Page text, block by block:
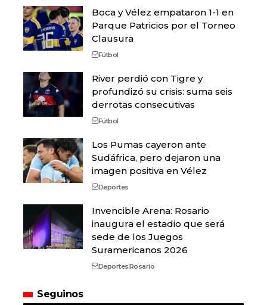
Boca y Vélez empataron 1-1 en
Parque Patricios por el Torneo
Clausura
Fútbol
River perdió con Tigre y
profundizó su crisis: suma seis
derrotas consecutivas
Fútbol
Los Pumas cayeron ante
Sudáfrica, pero dejaron una
imagen positiva en Vélez
Deportes
Invencible Arena: Rosario
inaugura el estadio que será
sede de los Juegos
Suramericanos 2026
DeportesRosario
Seguinos